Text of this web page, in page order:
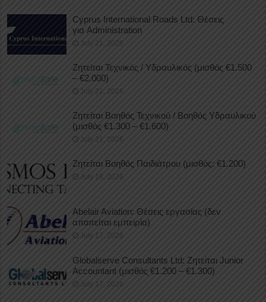
Cyprus International Roads Ltd: Θέσεις
για Administration
July 21, 2026
Ζητείται Τεχνικός / Υδραυλικός (μισθός €1.500
– €2.000)
July 21, 2026
Ζητείται Βοηθός Τεχνικού / Βοηθός Υδραυλικού
(μισθός €1.300 – €1.600)
July 21, 2026
Ζητείται Βοηθός Παιδιάτρου (μισθός: €1.200)
July 18, 2026
Abelair Aviation: Θέσεις εργασίας (δεν
απαιτείται εμπειρία)
July 17, 2026
Globalserve Consultants Ltd: Ζητείται Junior
Accountant (μισθός €1.200 – €1.300)
July 17, 2026